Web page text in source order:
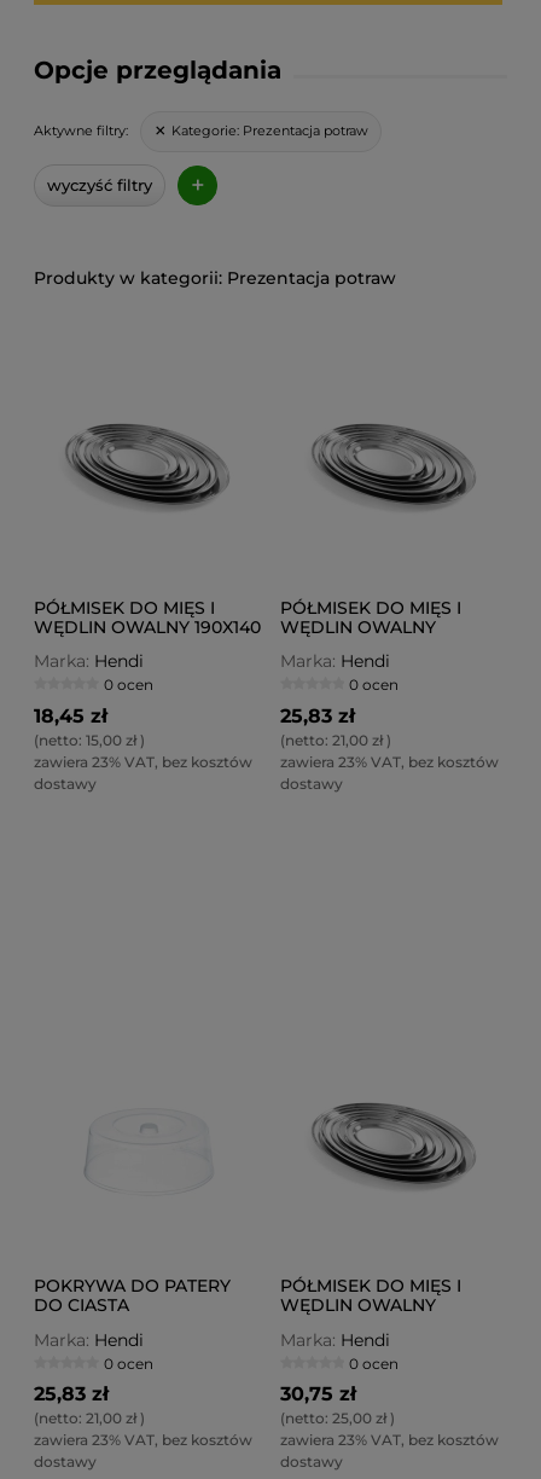
Opcje przeglądania
Aktywne filtry: Kategorie: Prezentacja potraw
wyczyść filtry +
Prezentacja potraw
PÓŁMISEK DO MIĘS I
WĘDLIN OWALNY 190X140
Marka: Hendi
0 ocen
18,45 zł
(netto: 15,00 zł)
zawiera 23% VAT, bez kosztów
dostawy
PÓŁMISEK DO MIĘS I
WĘDLIN OWALNY
Marka: Hendi
0 ocen
25,83 zł
(netto: 21,00 zł)
zawiera 23% VAT, bez kosztów
dostawy
POKRYWA DO PATERY
DO CIASTA
Marka: Hendi
0 ocen
25,83 zł
(netto: 21,00 zł)
zawiera 23% VAT, bez kosztów
dostawy
PÓŁMISEK DO MIĘS I
WĘDLIN OWALNY
Marka: Hendi
0 ocen
30,75 zł
(netto: 25,00 zł)
zawiera 23% VAT, bez kosztów
dostawy